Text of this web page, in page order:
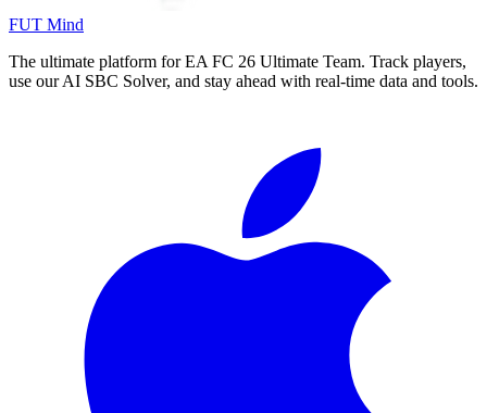
FUT Mind
The ultimate platform for EA FC 26 Ultimate Team. Track players,
use our AI SBC Solver, and stay ahead with real-time data and tools.